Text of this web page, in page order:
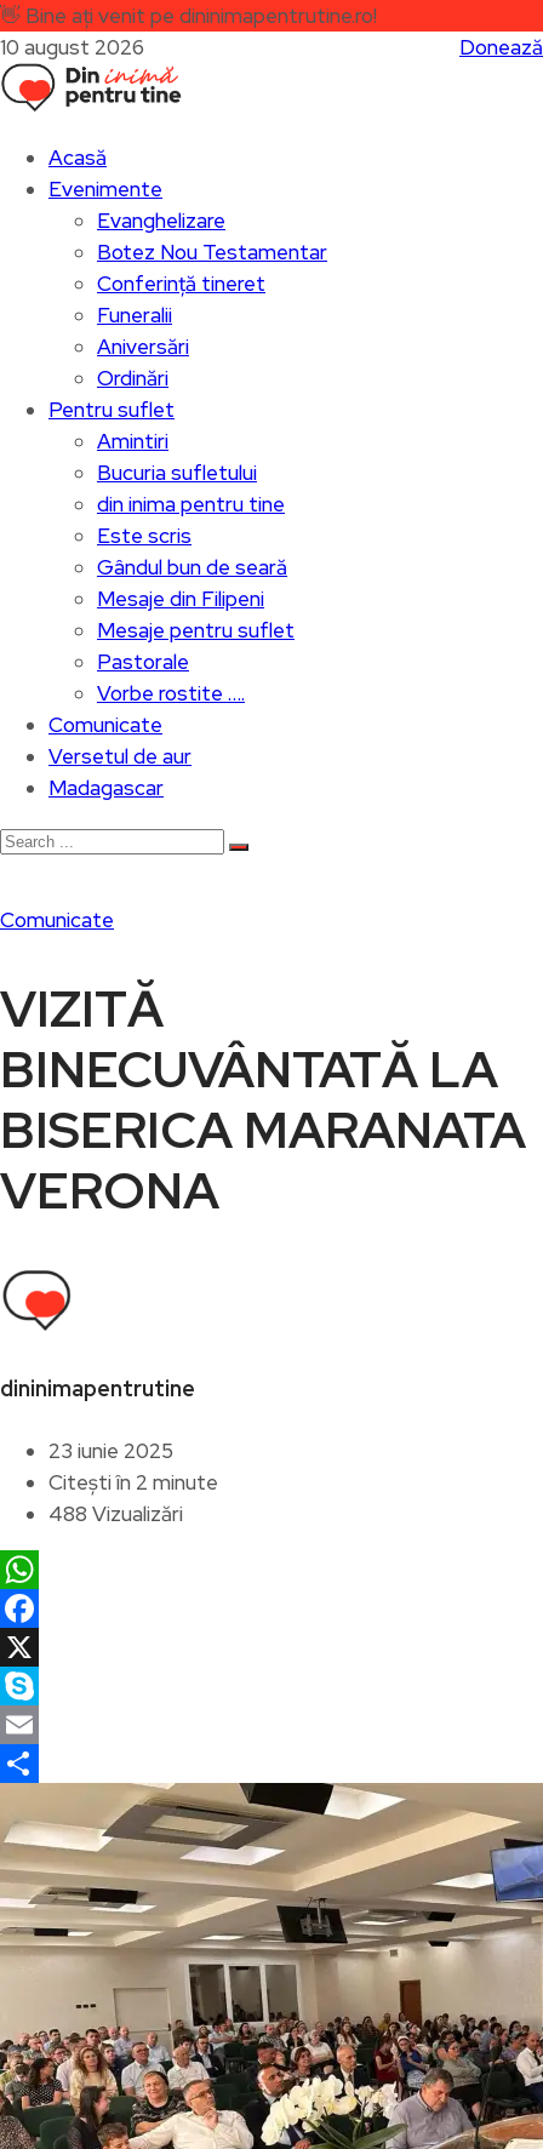
👋 Bine ați venit pe dininimapentrutine.ro!
10 august 2026
Donează
Acasă
Evenimente
Evanghelizare
Botez Nou Testamentar
Conferință tineret
Funeralii
Aniversări
Ordinări
Pentru suflet
Amintiri
Bucuria sufletului
din inima pentru tine
Este scris
Gândul bun de seară
Mesaje din Filipeni
Mesaje pentru suflet
Pastorale
Vorbe rostite ….
Comunicate
Versetul de aur
Madagascar
Comunicate
VIZITĂ
BINECUVÂNTATĂ LA
BISERICA MARANATA
VERONA
dininimapentrutine
23 iunie 2025
Citești în 2 minute
488 Vizualizări
WhatsApp
Facebook
X
Skype
Email